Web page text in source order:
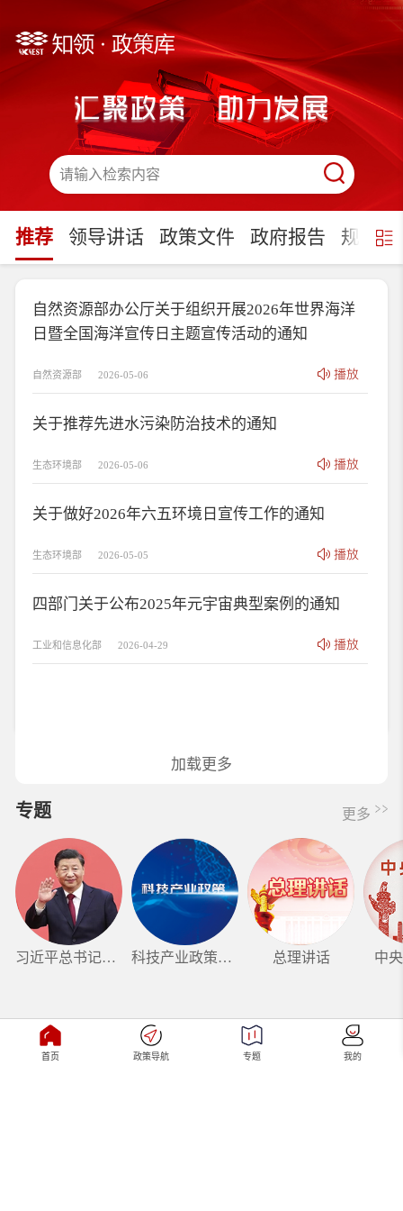
请输入检索内容
推荐 领导讲话 政策文件 政府报告 规划文
自然资源部办公厅关于组织开展2026年世界海洋
日暨全国海洋宣传日主题宣传活动的通知
自然资源部 2026-05-06
关于推荐先进水污染防治技术的通知
生态环境部 2026-05-06
关于做好2026年六五环境日宣传工作的通知
生态环境部 2026-05-05
四部门关于公布2025年元宇宙典型案例的通知
工业和信息化部 2026-04-29
加载更多
专题 更多
习近平总书记系列重要讲话 科技产业政策专题 总理讲话 中
首页 政策导航 专题 我的